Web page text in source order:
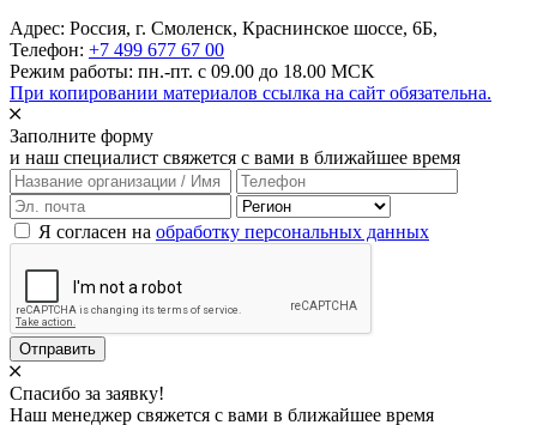
Адрес: Россия, г. Смоленск, Краснинское шоссе, 6Б,
Телефон: +7 499 677 67 00
Режим работы: пн.-пт. с 09.00 до 18.00 MCK
При копировании материалов ссылка на сайт обязательна.
Заполните форму
и наш специалист свяжется с вами в ближайшее время
Я согласен на обработку персональных данных
Отправить
Спасибо за заявку!
Наш менеджер свяжется с вами в ближайшее время